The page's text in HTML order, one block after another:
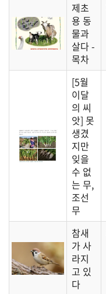
제초
용 동
물과
살다 -
목차
[5월
이달
의 씨
앗] 못
생겼
지만
잊을
수 없
는 무,
조선
무
참새
가 사
라지
고 있
다